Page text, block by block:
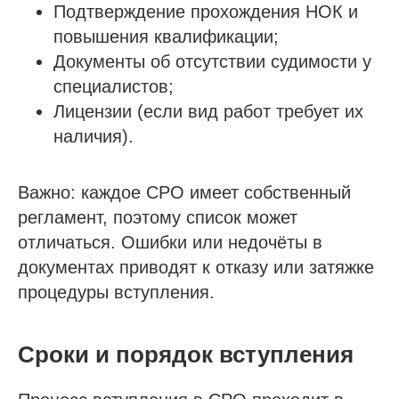
Подтверждение прохождения НОК и
повышения квалификации;
Документы об отсутствии судимости у
специалистов;
Лицензии (если вид работ требует их
наличия).
Важно: каждое СРО имеет собственный
регламент, поэтому список может
отличаться. Ошибки или недочёты в
документах приводят к отказу или затяжке
процедуры вступления.
Сроки и порядок вступления
О компании
Актуальные отборы ФКР в вашем регионе
Гарантии
Наша команда
Новости
Вопросы
Лицензии
Лицензия Минкультуры